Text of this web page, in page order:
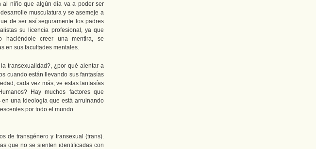
al niño que algún día va a poder ser
musculatura y se asemeje a
de ser así seguramente los padres
su licencia profesional, ya que
haciéndole creer una mentira, se
en sus facultades mentales.
transexualidad?, ¿por qué alentar a
cuando están llevando sus fantasías
cada vez más, ve estas fantasías
Hay muchos factores que
una ideología que está arruinando
por todo el mundo.
de transgénero y transexual (trans).
que no se sienten identificadas con